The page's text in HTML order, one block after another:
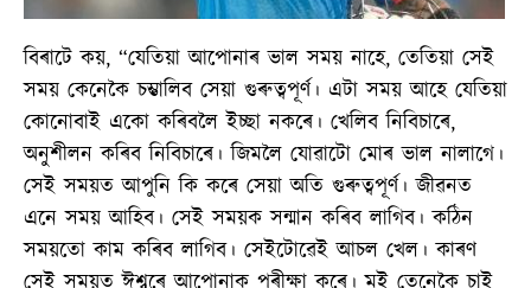
বিৰাটে কয়, “যেতিয়া আপোনাৰ ভাল সময় নাহে, তেতিয়া সেই
সময় কেনেকৈ চম্ভালিব সেয়া গুৰুত্বপূৰ্ণ। এটা সময় আহে যেতিয়া
কোনোবাই একো কৰিবলৈ ইচ্ছা নকৰে। খেলিব নিবিচাৰে,
অনুশীলন কৰিব নিবিচাৰে। জিমলৈ যোৱাটো মোৰ ভাল নালাগে।
সেই সময়ত আপুনি কি কৰে সেয়া অতি গুৰুত্বপূৰ্ণ। জীৱনত
এনে সময় আহিব। সেই সময়ক সন্মান কৰিব লাগিব। কঠিন
সময়তো কাম কৰিব লাগিব। সেইটোৱেই আচল খেল। কাৰণ